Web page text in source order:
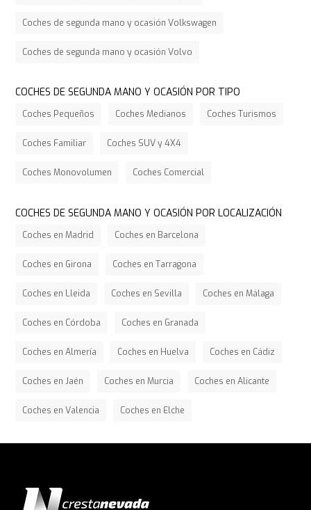
Coches de segunda mano y ocasión Volkswagen
Coches de segunda mano y ocasión Volvo
COCHES DE SEGUNDA MANO Y OCASIÓN POR TIPO
Coches Pequeños Coches Medianos Coches Turismos
Coches Familiar Coches SUV y 4X4
Coches Monovolumen Coches Comercial
COCHES DE SEGUNDA MANO Y OCASIÓN POR LOCALIZACIÓN
Coches en Madrid Coches en Barcelona
Coches en Girona Coches en Tarragona
Coches en Lleida Coches en Sevilla Coches en Málaga
Coches en Córdoba Coches en Granada
Coches en Almería Coches en Huelva Coches en Cádiz
Coches en Jaén Coches en Murcia Coches en Alicante
Coches en Valencia Coches en Elche